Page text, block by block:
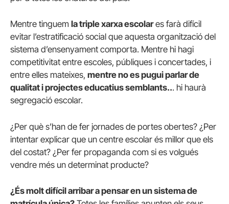
Mentre tinguem la triple xarxa escolares farà difícil
evitar l’estratificació social que aquesta organització del
sistema d’ensenyament comporta. Mentre hi hagi
competitivitat entre escoles, públiques i concertades, i
entre elles mateixes, mentre no es pugui parlar de
qualitat i projectes educatius semblants... hi haurà
segregació escolar.
¿Per què s’han de fer jornades de portes obertes? ¿Per
intentar explicar que un centre escolar és millor que els
del costat? ¿Per fer propaganda com si es volgués
vendre més un determinat producte?
¿És molt difícil arribar a pensar en un sistema de